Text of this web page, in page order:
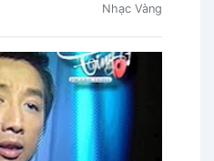
Nhạc Vàng